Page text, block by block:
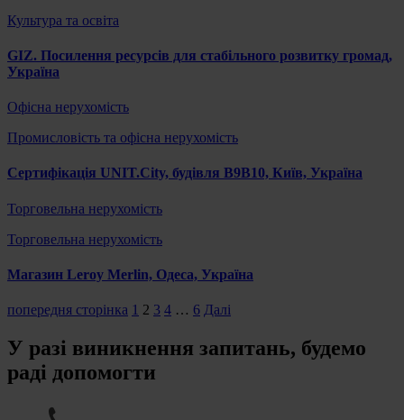
Культура та освіта
GIZ. Посилення ресурсів для стабільного розвитку громад,
Україна
Офісна нерухомість
Промисловість та офісна нерухомість
Сертифікація UNIT.City, будівля В9В10, Київ, Україна
Торговельна нерухомість
Торговельна нерухомість
Магазин Leroy Merlin, Одеса, Україна
попередня сторінка 1 2 3 4 … 6 Далі
У разі виникнення запитань, будемо
раді допомогти